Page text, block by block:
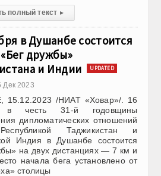
полный текст ▸
в Душанбе состоится
дружбы»
и Индии
UPDATED
2023
15.12.2023 /НИАТ «Ховар»/. 16
в честь 31-й годовщины
дипломатических отношений
Таджикистан и
Индия в Душанбе состоится
на двух дистанциях — 7 км и
начала бега установлено от
столицы